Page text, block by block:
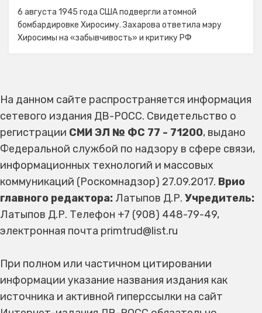
6 августа 1945 года США подвергли атомной
бомбардировке Хиросиму. Захарова ответила мэру
Хиросимы на «забывчивость» и критику РФ
На данном сайте распространяется информация
сетевого издания ДВ-РОСС. Свидетельство о
регистрации СМИ ЭЛ № ФС 77 - 71200, выдано
Федеральной службой по надзору в сфере связи,
информационных технологий и массовых
коммуникаций (Роскомнадзор) 27.09.2017. Врио
главного редактора: Латыпов Д.Р. Учредитель:
Латыпов Д.Р. Телефон +7 (908) 448-79-49,
электронная почта primtrud@list.ru
При полном или частичном цитировании
информации указание названия издания как
источника и активной гиперссылки на сайт